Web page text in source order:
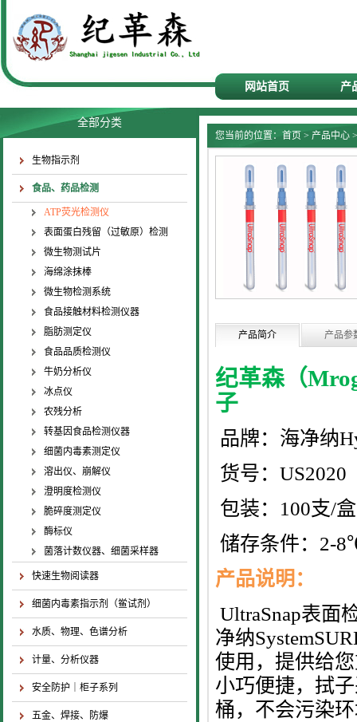
网站首页 产
全部分类
生物指示剂
食品、药品检测
ATP荧光检测仪
表面蛋白残留（过敏原）检测
微生物测试片
海绵涂抹棒
微生物检测系统
食品接触材料检测仪器
脂肪测定仪
食品品质检测仪
牛奶分析仪
冰点仪
农残分析
转基因食品检测仪器
细菌内毒素测定仪
溶出仪、崩解仪
澄明度检测仪
脆碎度测定仪
酶标仪
菌落计数仪器、细菌采样器
快速生物阅读器
细菌内毒素指示剂（鲎试剂）
水质、物理、色谱分析
计量、分析仪器
安全防护｜柜子系列
五金、焊接、防爆
您当前的位置： 首页 > 产品中心
产品简介 产品参
纪革森（
子
品牌：海净纳
货号：US2020
包装：100支/盒
储存条件：2-
产品说明：
UltraSnap表面
净纳
使用，提供给
小巧便捷，拭
桶，不会污染